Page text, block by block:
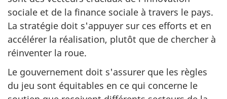
sociale et de la finance sociale à travers le pays.
La stratégie doit s'appuyer sur ces efforts et en
accélérer la réalisation, plutôt que de chercher à
réinventer la roue.
Le gouvernement doit s'assurer que les règles
du jeu sont équitables en ce qui concerne le